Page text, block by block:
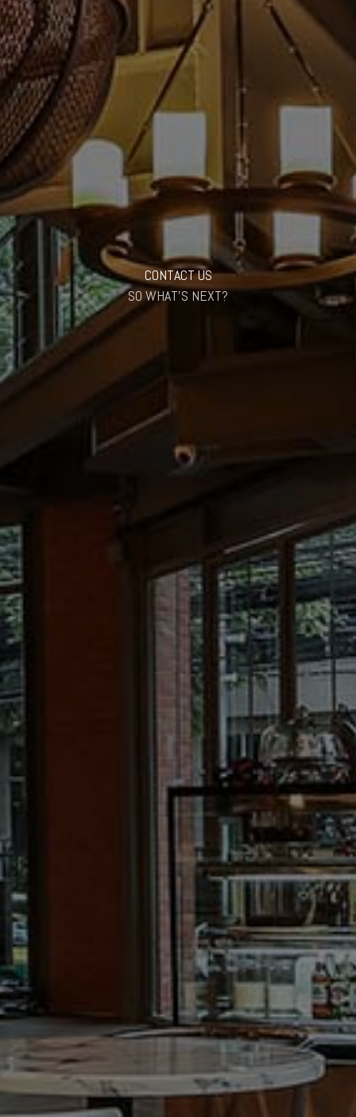
CONTACT US
SO WHAT'S NEXT?